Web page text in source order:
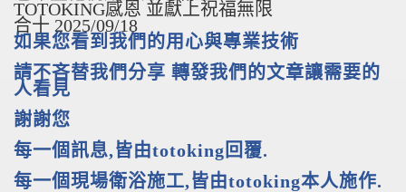
TOTOKING感恩 並獻上祝福無限
合十 2025/09/18
如果您看到我們的用心與專業技術
請不吝替我們分享 轉發我們的文章讓需要的
人看見
謝謝您
每一個訊息,皆由totoking 回覆.
每一個現場衛浴施工,皆由totoking本人施作.